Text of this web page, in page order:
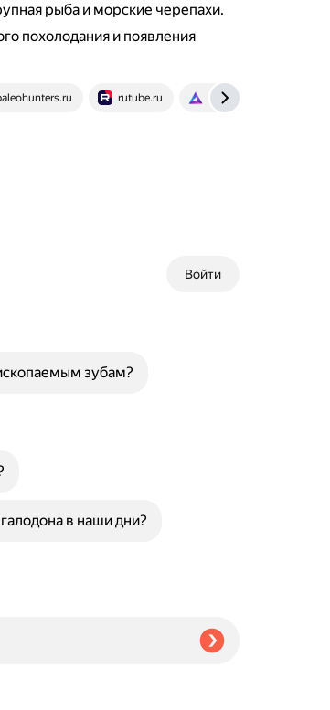
рыба и морские черепахи.
похолодания и появления
rutube.ru new-science.ru
Войти
зубам?
в наши дни?